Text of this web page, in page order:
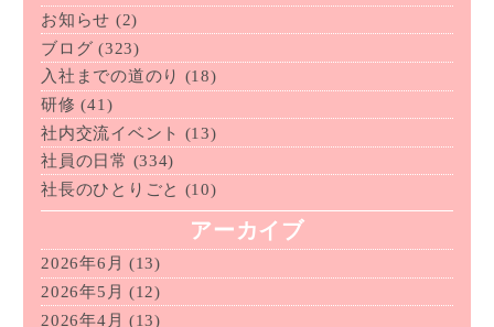
お知らせ (2)
ブログ (323)
入社までの道のり (18)
研修 (41)
社内交流イベント (13)
社員の日常 (334)
社長のひとりごと (10)
アーカイブ
2026年6月 (13)
2026年5月 (12)
2026年4月 (13)